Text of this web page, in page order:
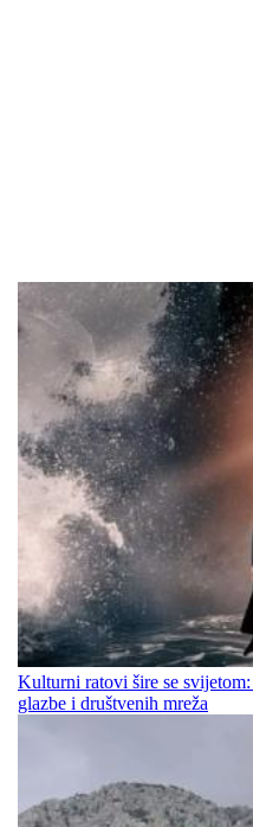
Kulturni ratovi šire se
glazbe i društvenih mreža